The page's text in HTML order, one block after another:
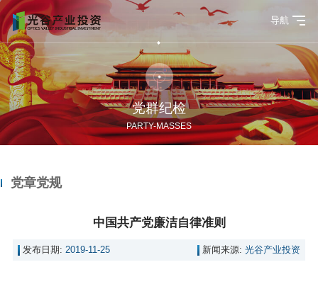
导航
党群纪检
PARTY-MASSES
党章党规
中国共产党廉洁自律准则
发布日期: 2019-11-25 新闻来源: 光谷产业投资